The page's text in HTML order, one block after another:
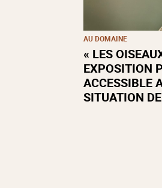
AU DOMAINE
« LES
EXPOSITION
ACCESSIBLE
SITUATION